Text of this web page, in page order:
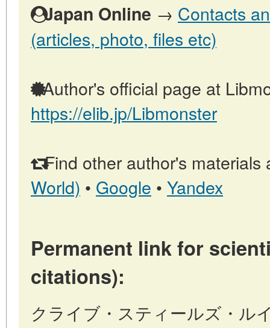
Japan Online → Contacts
(articles, photo, files etc)
Author's official page at
https://elib.jp/Libmonster
Find other author's materials
World) • Google • Yandex
Permanent link for
citations):
クライブ・スティールズ・ル